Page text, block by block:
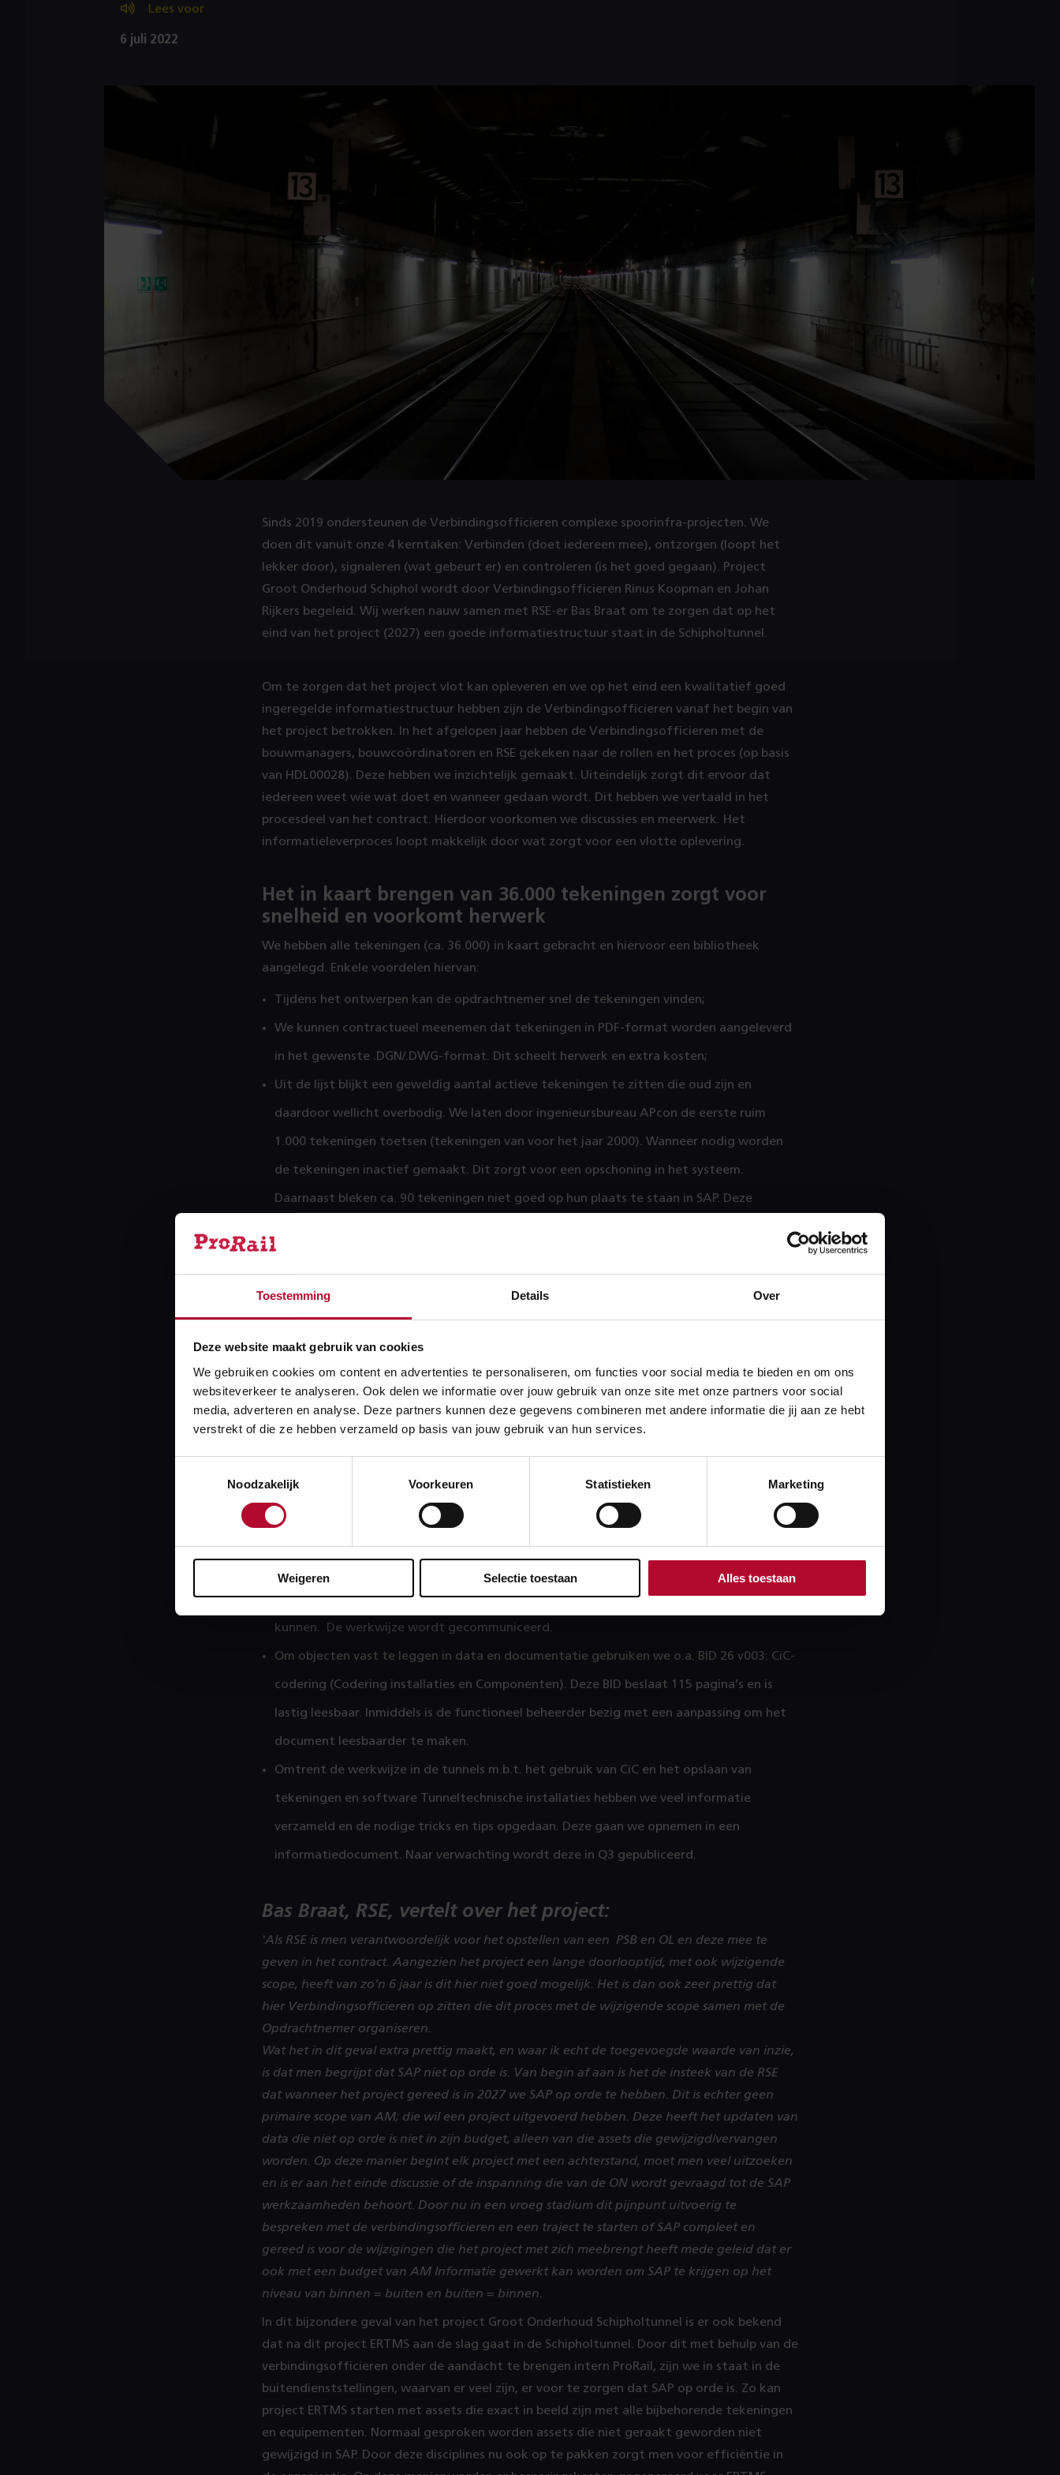
Toestemming Details Over
Deze website maakt gebruik van cookies
We gebruiken cookies om content en advertenties te personaliseren, om functies voor social media te bieden en om ons
websiteverkeer te analyseren. Ook delen we informatie over jouw gebruik van onze site met onze partners voor social
media, adverteren en analyse. Deze partners kunnen deze gegevens combineren met andere informatie die jij aan ze hebt
verstrekt of die ze hebben verzameld op basis van jouw gebruik van hun services.
Noodzakelijk
Voorkeuren Statistieken Marketing
Weigeren Selectie toestaan Alles toestaan
Lees voor
6 juli 2022
Sinds 2019 ondersteunen de Verbindingsofficieren complexe spoorinfra-projecten. We
doen dit vanuit onze 4 kerntaken: Verbinden (doet iedereen mee), ontzorgen (loopt het
lekker door), signaleren (wat gebeurt er) en controleren (is het goed gegaan). Project
Groot Onderhoud Schiphol wordt door Verbindingsofficieren Rinus Koopman en Johan
Rijkers begeleid. Wij werken nauw samen met RSE-er Bas Braat om te zorgen dat op het
eind van het project (2027) een goede informatiestructuur staat in de Schipholtunnel.
Om te zorgen dat het project vlot kan opleveren en we op het eind een kwalitatief goed
ingeregelde informatiestructuur hebben zijn de Verbindingsofficieren vanaf het begin van
het project betrokken. In het afgelopen jaar hebben de Verbindingsofficieren met de
bouwmanagers, bouwcoördinatoren en RSE gekeken naar de rollen en het proces (op basis
van HDL00028). Deze hebben we inzichtelijk gemaakt. Uiteindelijk zorgt dit ervoor dat
iedereen weet wie wat doet en wanneer gedaan wordt. Dit hebben we vertaald in het
procesdeel van het contract. Hierdoor voorkomen we discussies en meerwerk. Het
informatieleverproces loopt makkelijk door wat zorgt voor een vlotte oplevering.
Het in kaart brengen van 36.000 tekeningen zorgt voor
snelheid en voorkomt herwerk
​​​​​​​We hebben alle tekeningen (ca. 36.000) in kaart gebracht en hiervoor een bibliotheek
aangelegd. Enkele voordelen hiervan:
Tijdens het ontwerpen kan de opdrachtnemer snel de tekeningen vinden;
We kunnen contractueel meenemen dat tekeningen in PDF-format worden aangeleverd
in het gewenste .DGN/.DWG-format. Dit scheelt herwerk en extra kosten;
Uit de lijst blijkt een geweldig aantal actieve tekeningen te zitten die oud zijn en
daardoor wellicht overbodig. We laten door ingenieursbureau APcon de eerste ruim
1.000 tekeningen toetsen (tekeningen van voor het jaar 2000). Wanneer nodig worden
de tekeningen inactief gemaakt. Dit zorgt voor een opschoning in het systeem.
Daarnaast bleken ca. 90 tekeningen niet goed op hun plaats te staan in SAP. Deze
ingenieursbureau Dutch Rail Control (DRC). Wij hebben hun hulp ingeroepen om een
toetsing op de objectkenmerken te doen in de Schipholtunnel. Hierdoor wordt de input
van Taskforce EAM getoetst en worden fouten gedetecteerd en opgelost. Voor het
project krijgen wij een goed beeld van de objectkenmerken en waar voor ons de
Naast direct projectwerk hebben we contact met de meeste projecten en stakeholders in
en rond de Schipholtunnel. We halen issues en problemen op en ondersteunen waar nodig.
opgeleverd kan worden. Bij navraag blijkt dit middels een vraagregel in SAP-PLM te
kunnen. De werkwijze wordt gecommuniceerd.
Om objecten vast te leggen in data en documentatie gebruiken we o.a. BID 26 v003: CiC-
codering (Codering installaties en Componenten). Deze BID beslaat 115 pagina’s en is
lastig leesbaar. Inmiddels is de functioneel beheerder bezig met een aanpassing om het
document leesbaarder te maken.
Omtrent de werkwijze in de tunnels m.b.t. het gebruik van CiC en het opslaan van
tekeningen en software Tunneltechnische installaties hebben we veel informatie
verzameld en de nodige tricks en tips opgedaan. Deze gaan we opnemen in een
informatiedocument. Naar verwachting wordt deze in Q3 gepubliceerd.
Bas Braat, RSE, vertelt over het project:
'Als RSE is men verantwoordelijk voor het opstellen van een PSB en OL en deze mee te
geven in het contract. Aangezien het project een lange doorlooptijd, met ook wijzigende
scope, heeft van zo’n 6 jaar is dit hier niet goed mogelijk. Het is dan ook zeer prettig dat
hier Verbindingsofficieren op zitten die dit proces met de wijzigende scope samen met de
Opdrachtnemer organiseren.
​​​​​​​Wat het in dit geval extra prettig maakt, en waar ik echt de toegevoegde waarde van inzie,
is dat men begrijpt dat SAP niet op orde is. Van begin af aan is het de insteek van de RSE
dat wanneer het project gereed is in 2027 we SAP op orde te hebben. Dit is echter geen
primaire scope van AM; die wil een project uitgevoerd hebben. Deze heeft het updaten van
data die niet op orde is niet in zijn budget, alleen van die assets die gewijzigd/vervangen
worden. Op deze manier begint elk project met een achterstand, moet men veel uitzoeken
en is er aan het einde discussie of de inspanning die van de ON wordt gevraagd tot de SAP
werkzaamheden behoort. Door nu in een vroeg stadium dit pijnpunt uitvoerig te
bespreken met de verbindingsofficieren en een traject te starten of SAP compleet en
gereed is voor de wijzigingen die het project met zich meebrengt heeft mede geleid dat er
ook met een budget van AM Informatie gewerkt kan worden om SAP te krijgen op het
niveau van binnen = buiten en buiten = binnen.
In dit bijzondere geval van het project Groot Onderhoud Schipholtunnel is er ook bekend
dat na dit project ERTMS aan de slag gaat in de Schipholtunnel. Door dit met behulp van de
verbindingsofficieren onder de aandacht te brengen intern ProRail, zijn we in staat in de
buitendienststellingen, waarvan er veel zijn, er voor te zorgen dat SAP op orde is. Zo kan
project ERTMS starten met assets die exact in beeld zijn met alle bijbehorende tekeningen
en equipementen. Normaal gesproken worden assets die niet geraakt geworden niet
gewijzigd in SAP. Door deze disciplines nu ook op te pakken zorgt men voor efficiëntie in